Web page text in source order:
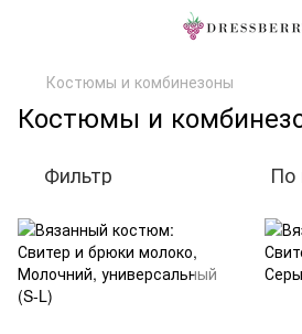
Костюмы и комбинезоны
Костюмы и
Фильтр По